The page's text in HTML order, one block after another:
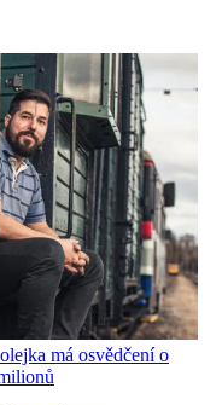
má osvědčení o